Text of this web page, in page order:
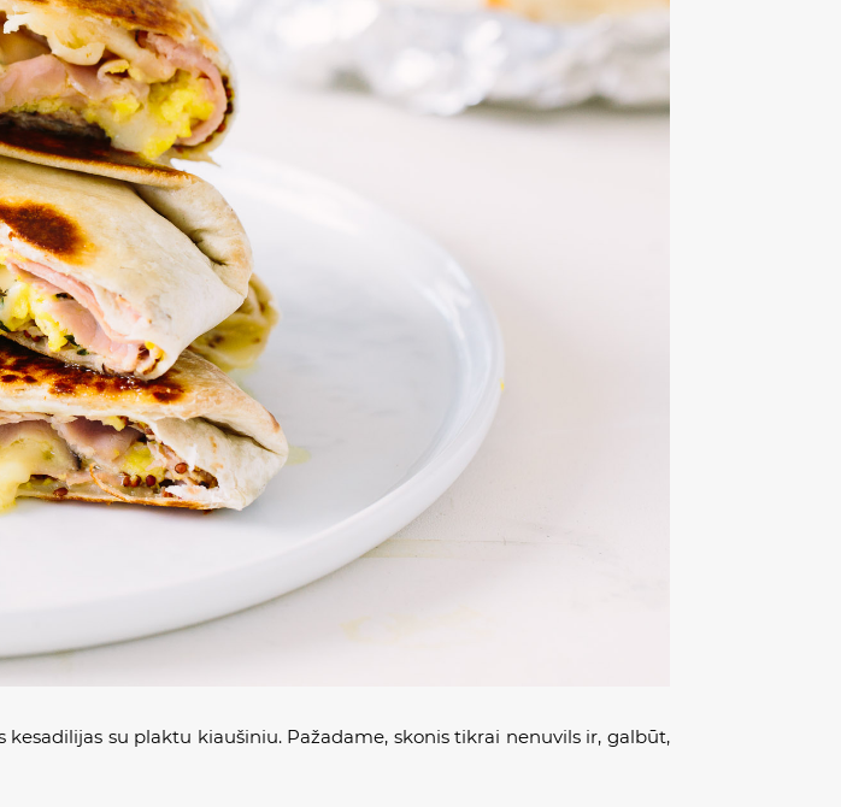
su plaktu kiaušiniu. Pažadame, skonis tikrai nenuvils ir, galbūt,